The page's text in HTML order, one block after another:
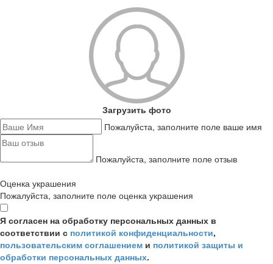
Загрузить фото
Пожалуйста, заполните поле ваше имя
Пожалуйста, заполните поле отзыв
Оценка украшения
Пожалуйста, заполните поле оценка украшения
Я согласен на обработку персональных данных в
соответствии с политикой конфиденциальности,
пользовательским соглашением и политикой защиты и
обработки персональных данных.